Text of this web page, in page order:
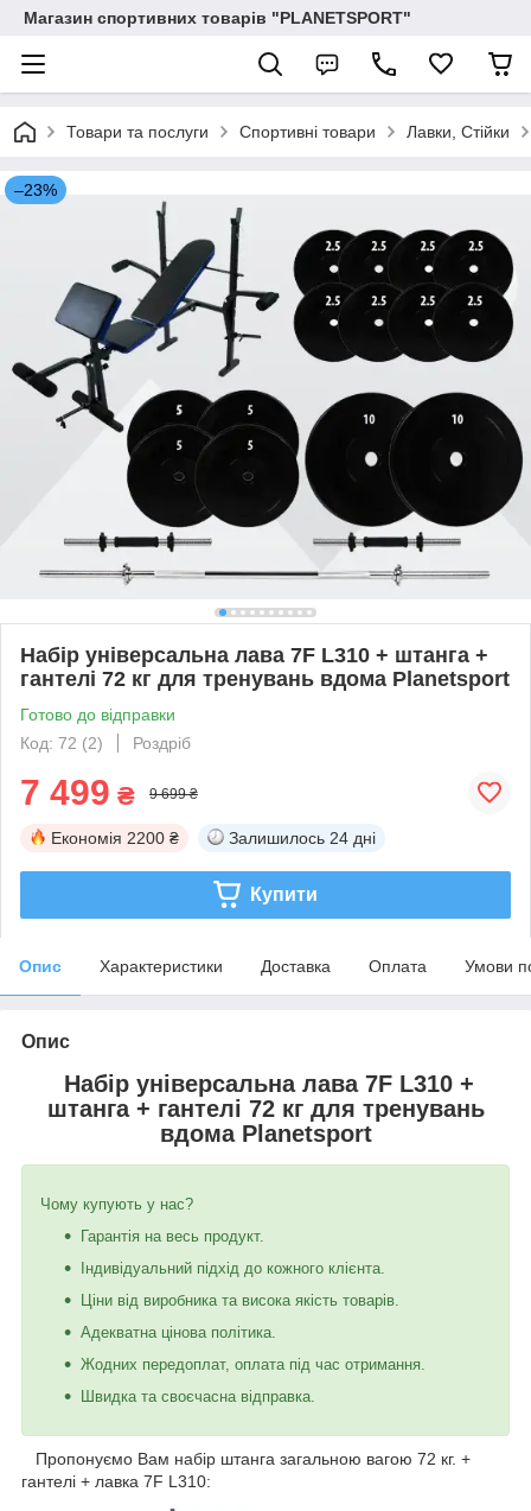
Магазин спортивних товарів "PLANETSPORT"
Товари та послуги Спортивні товари Лавки, Стійки
–23%
Набір універсальна лава 7F L310 + штанга +
гантелі 72 кг для тренувань вдома Planetsport
Готово до відправки
Код: 72 (2)
Роздріб
7 499 ₴ 9 699 ₴
Економія 2200 ₴ Залишилось 24 дні
Купити
Опис Характеристики Доставка Оплата Умови
Опис
Набір універсальна лава 7F L310 +
штанга + гантелі 72 кг для тренувань
вдома Planetsport
Чому купують у нас?
Гарантія на весь продукт.
Індивідуальний підхід до кожного клієнта.
Ціни від виробника та висока якість товарів.
Адекватна цінова політика.
Жодних передоплат, оплата під час отримання.
Швидка та своєчасна відправка.
Пропонуємо Вам набір штанга загальною вагою 72 кг. +
гантелі + лавка 7F L310: